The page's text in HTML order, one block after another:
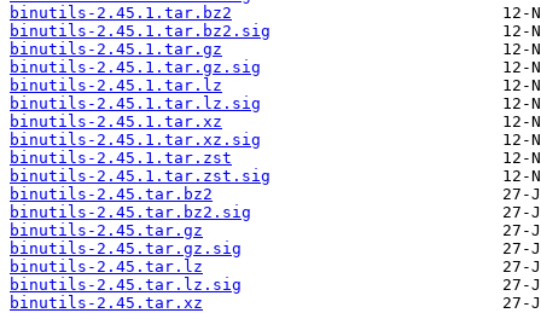
binutils-2.45.1.tar.bz2
binutils-2.45.1.tar.bz2.sig
binutils-2.45.1.tar.gz
binutils-2.45.1.tar.gz.sig
binutils-2.45.1.tar.lz
binutils-2.45.1.tar.lz.sig
binutils-2.45.1.tar.xz
binutils-2.45.1.tar.xz.sig
binutils-2.45.1.tar.zst
binutils-2.45.1.tar.zst.sig
binutils-2.45.tar.bz2
binutils-2.45.tar.bz2.sig
binutils-2.45.tar.gz
binutils-2.45.tar.gz.sig
binutils-2.45.tar.lz
binutils-2.45.tar.lz.sig
binutils-2.45.tar.xz